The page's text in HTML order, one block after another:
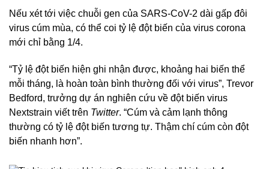
Nếu xét tới việc chuỗi gen của SARS-CoV-2 dài gấp đôi
virus cúm mùa, có thể coi tỷ lệ đột biến của virus corona
mới chỉ bằng 1/4.
“Tỷ lệ đột biến hiện ghi nhận được, khoảng hai biến thể
mỗi tháng, là hoàn toàn bình thường đối với virus”, Trevor
Bedford, trưởng dự án nghiên cứu về đột biến virus
Nextstrain viết trên Twitter. “Cúm và cảm lạnh thông
thường có tỷ lệ đột biến tương tự. Thậm chí cúm còn đột
biến nhanh hơn”.